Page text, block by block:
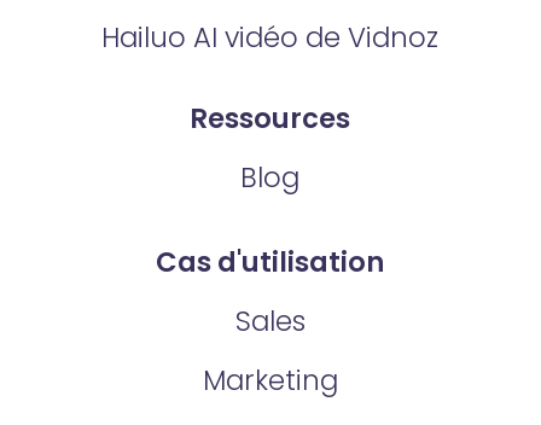
Hailuo AI vidéo de Vidnoz
Ressources
Blog
Cas d'utilisation
Sales
Marketing